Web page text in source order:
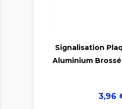

Signalisation
Aluminium
Prix
3,96